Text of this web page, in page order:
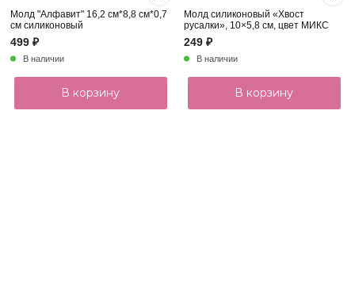
Молд "Алфавит" 16,2 см*8,8 см*0,7
см силиконовый
499 ₽
В наличии
В корзину
Молд силиконовый «Хвост
русалки», 10×5,8 см, цвет МИКС
249 ₽
В наличии
В корзину